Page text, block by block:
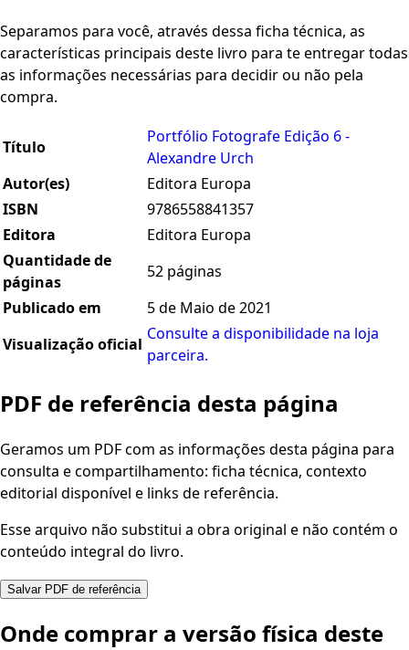
Separamos para você, através dessa ficha técnica, as
características principais deste livro para te entregar todas
as informações necessárias para decidir ou não pela
compra.
Título
Portfólio Fotografe Edição 6 -
Alexandre Urch
Autor(es)
Editora Europa
ISBN
9786558841357
Editora
Editora Europa
Quantidade de
páginas
52 páginas
Publicado em
5 de Maio de 2021
Visualização oficial
Consulte a disponibilidade na loja
parceira.
PDF de referência desta página
Geramos um PDF com as informações desta página para
consulta e compartilhamento: ficha técnica, contexto
editorial disponível e links de referência.
Esse arquivo não substitui a obra original e não contém o
conteúdo integral do livro.
Salvar PDF de referência
Onde comprar a versão física deste